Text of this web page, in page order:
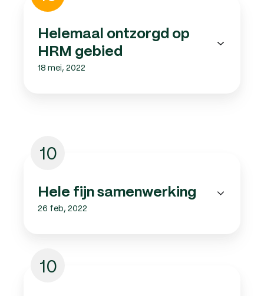
HRM
gebied
Helemaal ontzorgd op
HRM gebied
18 mei, 2022
10
Hele fijn samenwerking
26 feb, 2022
10